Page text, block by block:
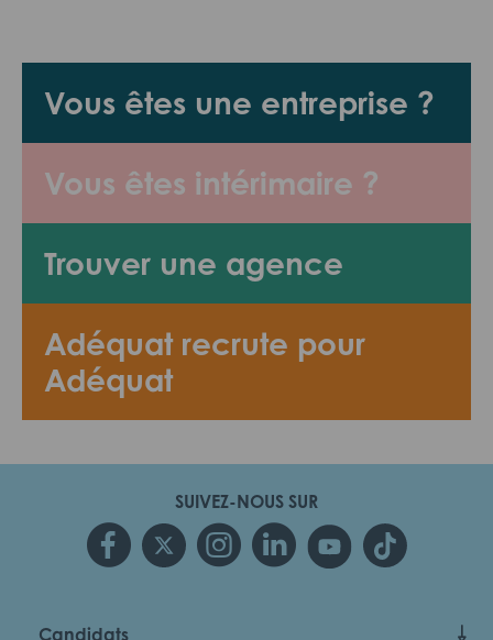
Vous êtes une entreprise ?
Vous êtes intérimaire ?
Trouver une agence
Adéquat recrute pour
Adéquat
SUIVEZ-NOUS SUR
Candidats